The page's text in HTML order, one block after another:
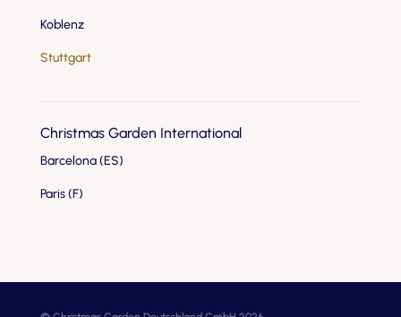
Koblenz
Stuttgart
Christmas Garden International
Barcelona (ES)
Paris (F)